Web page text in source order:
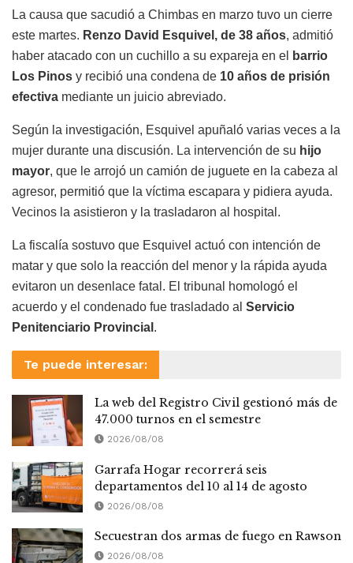
La causa que sacudió a Chimbas en marzo tuvo un cierre
este martes. Renzo David Esquivel, de 38 años, admitió
haber atacado con un cuchillo a su expareja en el
barrio
Los Pinos y recibió una condena de 10 años de prisión
efectiva mediante un juicio abreviado.
Según la investigación, Esquivel apuñaló varias veces a la
mujer durante una discusión. La intervención de su hijo
mayor, que le arrojó un camión de juguete en la cabeza al
agresor, permitió que la víctima escapara y pidiera ayuda.
Vecinos la asistieron y la trasladaron al hospital.
La fiscalía sostuvo que Esquivel actuó con intención de
matar y que solo la reacción del menor y la rápida ayuda
evitaron un desenlace fatal. El tribunal homologó el
acuerdo y el condenado fue trasladado al Servicio
Penitenciario Provincial .
Te puede interesar:
La web del Registro Civil gestionó más de
47.000 turnos en el semestre
2026/08/08
Garrafa Hogar recorrerá seis
departamentos del 10 al 14 de agosto
2026/08/08
Secuestran dos armas de fuego en Rawson
2026/08/08